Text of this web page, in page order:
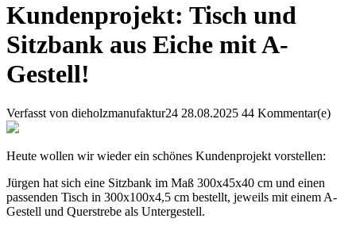
Kundenprojekt: Tisch und
Sitzbank aus Eiche mit A-
Gestell!
Verfasst von dieholzmanufaktur24 28.08.2025 44 Kommentar(e)
Heute wollen wir wieder ein schönes Kundenprojekt vorstellen:
Jürgen hat sich eine Sitzbank im Maß 300x45x40 cm und einen
passenden Tisch in 300x100x4,5 cm bestellt, jeweils mit einem A-
Gestell und Querstrebe als Untergestell.